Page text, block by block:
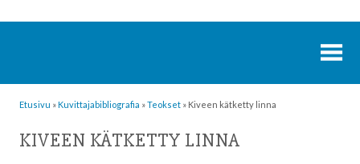
Etusivu »Kuvittaja­bibliografia »Teokset » Kiveen kätketty linna
KIVEEN KÄTKETTY LINNA